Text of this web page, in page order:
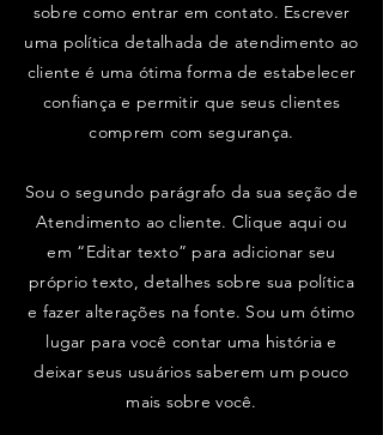
sobre como entrar em contato. Escrever
uma política detalhada de atendimento ao
cliente é uma ótima forma de estabelecer
confiança e permitir que seus clientes
comprem com segurança.
Sou o segundo parágrafo da sua seção de
Atendimento ao cliente. Clique aqui ou
em “Editar texto” para adicionar seu
próprio texto, detalhes sobre sua política
e fazer alterações na fonte. Sou um ótimo
lugar para você contar uma história e
deixar seus usuários saberem um pouco
mais sobre você.